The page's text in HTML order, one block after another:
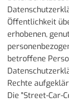
Öffentlichkeit
erhobenen,
betroffene
Rechte
Die "Street-Car-